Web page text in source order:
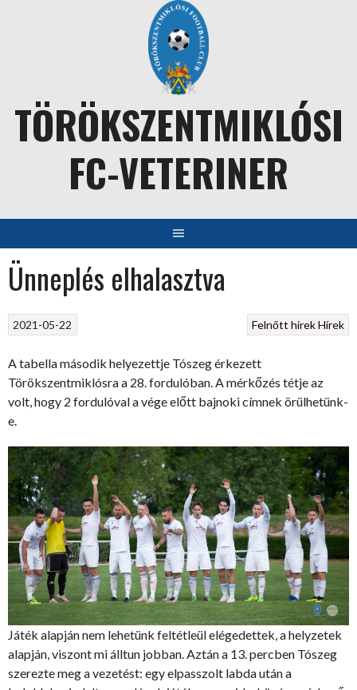
TÖRÖKSZENTMIKLÓSI
FC-VETERINER
Ünneplés elhalasztva
Felnőtt hírekHírek
2021-05-22
A tabella második helyezettje Tószeg érkezett
Törökszentmiklósra a 28. fordulóban. A mérkőzés tétje az
volt, hogy 2 fordulóval a vége előtt bajnoki címnek örülhetünk-
e.
Játék alapján nem lehetünk feltétleül elégedettek, a helyzetek
alapján, viszont mi álltun jobban. Aztán a 13. percben Tószeg
szerezte meg a vezetést: egy elpasszolt labda után a